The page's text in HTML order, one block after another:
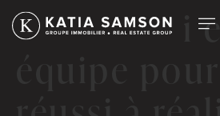
Merci à toi